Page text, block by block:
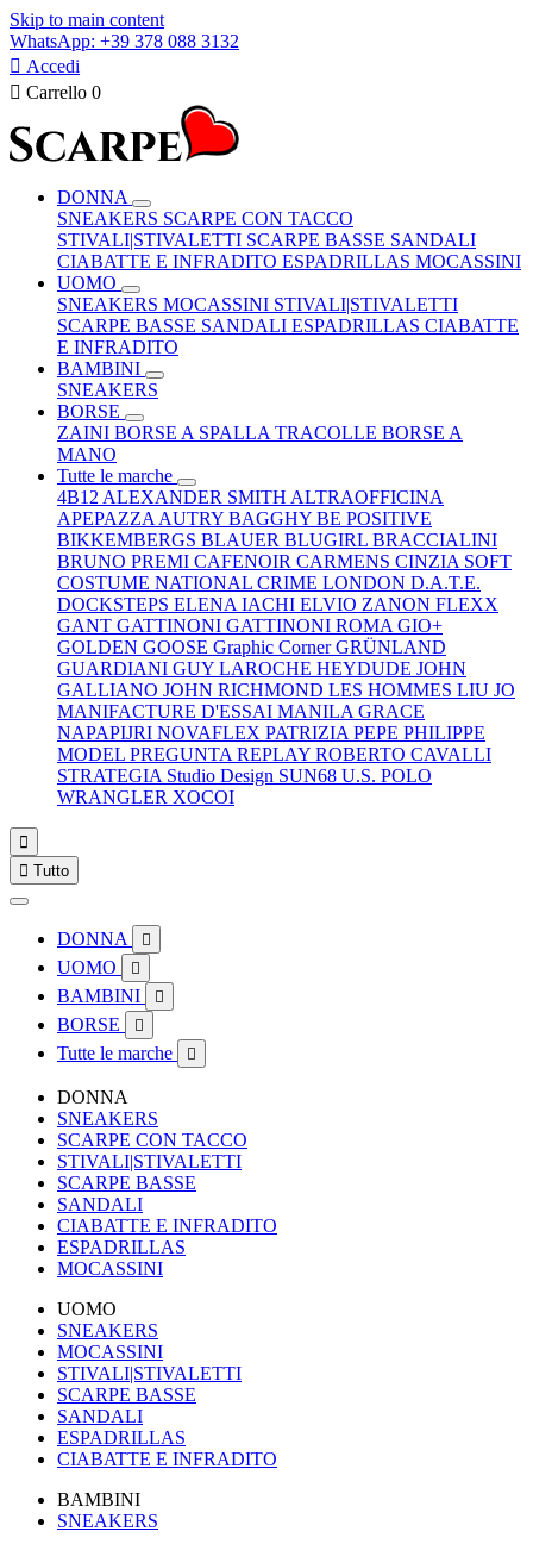
Skip to main content
WhatsApp: +39 378 088 3132
 Accedi
 Carrello 0
DONNA
SNEAKERS SCARPE CON TACCO
STIVALI|STIVALETTI SCARPE BASSE SANDALI
CIABATTE E INFRADITO ESPADRILLAS MOCASSINI
UOMO
SNEAKERS MOCASSINI STIVALI|STIVALETTI
SCARPE BASSE SANDALI ESPADRILLAS CIABATTE
E INFRADITO
BAMBINI
SNEAKERS
BORSE
ZAINI BORSE A SPALLA TRACOLLE BORSE A
MANO
Tutte le marche
4B12 ALEXANDER SMITH ALTRAOFFICINA
APEPAZZA AUTRY BAGGHY BE POSITIVE
BIKKEMBERGS BLAUER BLUGIRL BRACCIALINI
BRUNO PREMI CAFENOIR CARMENS CINZIA SOFT
COSTUME NATIONAL CRIME LONDON D.A.T.E.
DOCKSTEPS ELENA IACHI ELVIO ZANON FLEXX
GANT GATTINONI GATTINONI ROMA GIO+
GOLDEN GOOSE Graphic CornerGRÜNLAND
GUARDIANI GUY LAROCHE HEYDUDE JOHN
GALLIANO JOHN RICHMOND LES HOMMES LIU JO
MANIFACTURE D'ESSAI MANILA GRACE
NAPAPIJRI NOVAFLEX PATRIZIA PEPE PHILIPPE
MODEL PREGUNTA REPLAY ROBERTO CAVALLI
STRATEGIA Studio Design SUN68 U.S. POLO
WRANGLER XOCOI

 Tutto
DONNA 
UOMO 
BAMBINI 
BORSE 
Tutte le marche 
DONNA
SNEAKERS
SCARPE CON TACCO
STIVALI|STIVALETTI
SCARPE BASSE
SANDALI
CIABATTE E INFRADITO
ESPADRILLAS
MOCASSINI
UOMO
SNEAKERS
MOCASSINI
STIVALI|STIVALETTI
SCARPE BASSE
SANDALI
ESPADRILLAS
CIABATTE E INFRADITO
BAMBINI
SNEAKERS